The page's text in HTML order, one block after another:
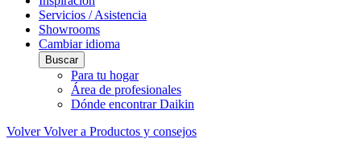
Servicios / Asistencia
Showrooms
Cambiar idioma
Buscar
Para tu hogar
Área de profesionales
Dónde encontrar Daikin
Volver Volver a Productos y consejos